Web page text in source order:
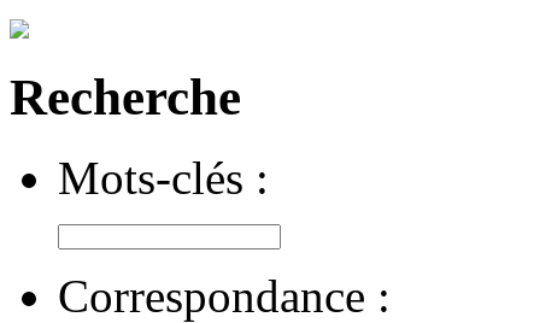
Recherche
Mots-clés :
Correspondance :